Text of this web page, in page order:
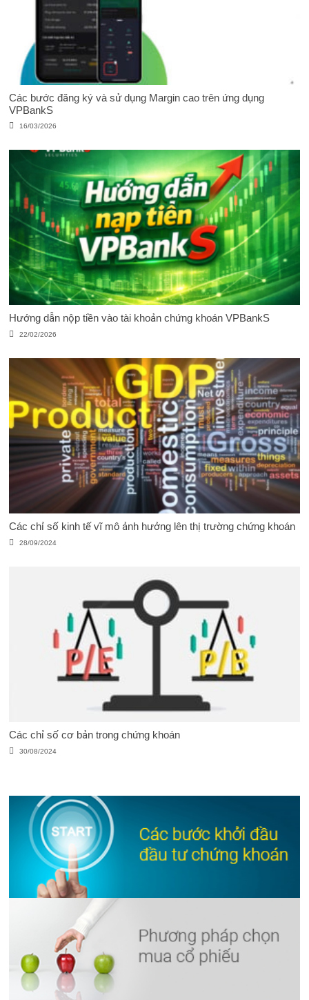
Các bước đăng ký và sử dụng Margin cao trên ứng dụng
VPBankS
16/03/2026
Hướng dẫn nộp tiền vào tài khoản chứng khoán VPBankS
22/02/2026
Các chỉ số kinh tế vĩ mô ảnh hưởng lên thị trường chứng khoán
28/09/2024
Các chỉ số cơ bản trong chứng khoán
30/08/2024